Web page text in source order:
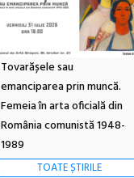
Tovarășele sau
emanciparea prin muncă.
Femeia în arta oficială din
România comunistă 1948-
1989
TOATE ȘTIRILE